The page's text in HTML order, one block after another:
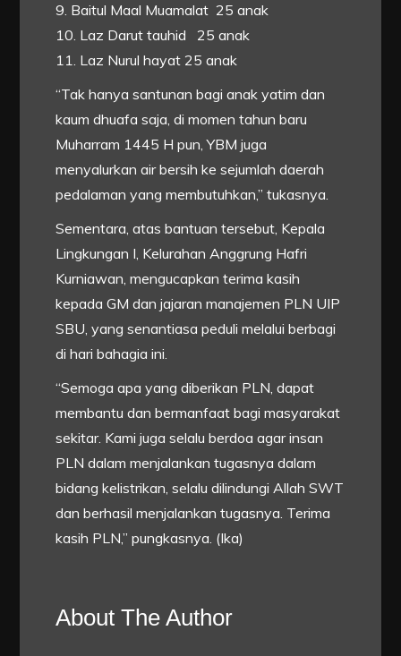
9. Baitul Maal Muamalat 25 anak
10. Laz Darut tauhid 25 anak
11. Laz Nurul hayat 25 anak
“Tak hanya santunan bagi anak yatim dan
kaum dhuafa saja, di momen tahun baru
Muharram 1445 H pun, YBM juga
menyalurkan air bersih ke sejumlah daerah
pedalaman yang membutuhkan,” tukasnya.
Sementara, atas bantuan tersebut, Kepala
Lingkungan I, Kelurahan Anggrung Hafri
Kurniawan, mengucapkan terima kasih
kepada GM dan jajaran manajemen PLN UIP
SBU, yang senantiasa peduli melalui berbagi
di hari bahagia ini.
“Semoga apa yang diberikan PLN, dapat
membantu dan bermanfaat bagi masyarakat
sekitar. Kami juga selalu berdoa agar insan
PLN dalam menjalankan tugasnya dalam
bidang kelistrikan, selalu dilindungi Allah SWT
dan berhasil menjalankan tugasnya. Terima
kasih PLN,” pungkasnya. (Ika)
About The Author